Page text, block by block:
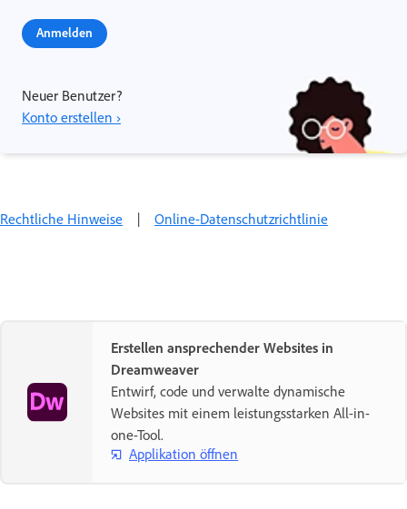
Anmelden
Neuer Benutzer?
Konto erstellen ›
Rechtliche Hinweise | Online-Datenschutzrichtlinie
Erstellen ansprechender Websites in
Dreamweaver
Entwirf, code und verwalte dynamische
Websites mit einem leistungsstarken All-in-
one-Tool.
Applikation öffnen